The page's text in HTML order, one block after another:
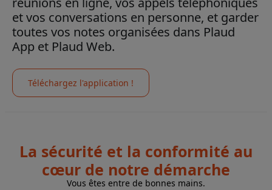
et vos conversations en personne, et garder
toutes vos notes organisées dans Plaud
App et Plaud Web.
Téléchargez l'application !
La sécurité et la conformité au
cœur de notre démarche
Vous êtes entre de bonnes mains.